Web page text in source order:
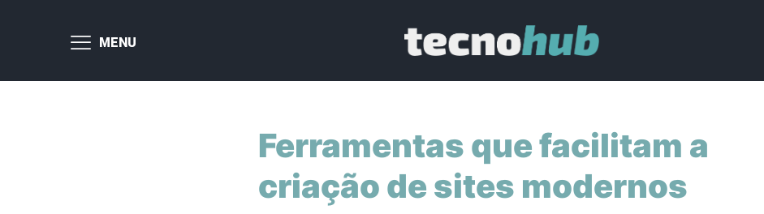
MENU
Ferramentas que facilitam a
criação de sites modernos